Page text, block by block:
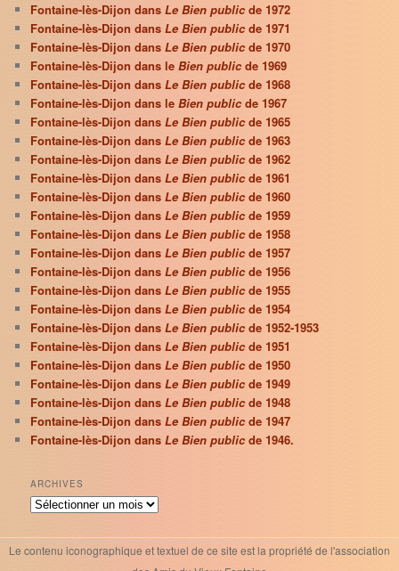
Fontaine-lès-Dijon dansLe Bien publicde 1972
Fontaine-lès-Dijon dansLe Bien publicde 1971
Fontaine-lès-Dijon dansLe Bien publicde 1970
Fontaine-lès-Dijon dans leBien publicde 1969
Fontaine-lès-Dijon dansLe Bien publicde 1968
Fontaine-lès-Dijon dans leBien publicde 1967
Fontaine-lès-Dijon dansLe Bien publicde 1965
Fontaine-lès-Dijon dansLe Bien publicde 1963
Fontaine-lès-Dijon dansLe Bien publicde 1962
Fontaine-lès-Dijon dansLe Bien publicde 1961
Fontaine-lès-Dijon dansLe Bien publicde 1960
Fontaine-lès-Dijon dansLe Bien publicde 1959
Fontaine-lès-Dijon dansLe Bien publicde 1958
Fontaine-lès-Dijon dansLe Bien publicde 1957
Fontaine-lès-Dijon dansLe Bien publicde 1956
Fontaine-lès-Dijon dansLe Bien publicde 1955
Fontaine-lès-Dijon dansLe Bien publicde 1954
Fontaine-lès-Dijon dansLe Bien publicde 1952-1953
Fontaine-lès-Dijon dansLe Bien publicde 1951
Fontaine-lès-Dijon dansLe Bien publicde 1950
Fontaine-lès-Dijon dansLe Bien publicde 1949
Fontaine-lès-Dijon dansLe Bien publicde 1948
Fontaine-lès-Dijon dansLe Bien publicde 1947
Fontaine-lès-Dijon dansLe Bien publicde 1946.
ARCHIVES
Archives
Le contenu iconographique et textuel de ce site est la propriété de l'association